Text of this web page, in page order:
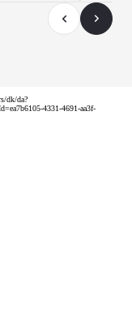
dk/da?
4331-4691-aa3f-